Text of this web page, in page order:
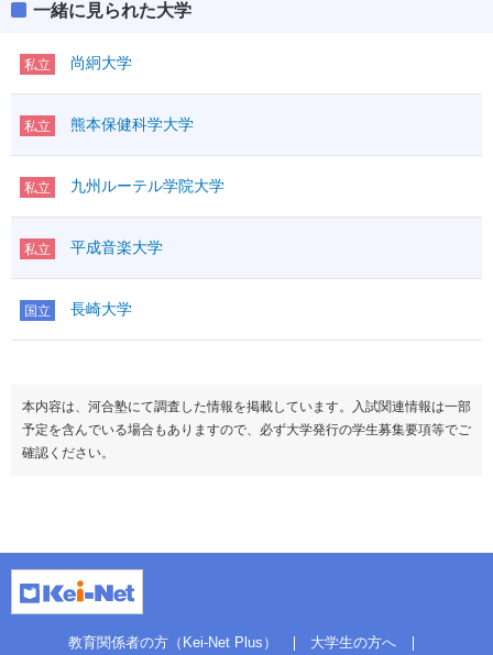
一緒に見られた大学
私立 尚絅大学
私立 熊本保健科学大学
私立 九州ルーテル学院大学
私立 平成音楽大学
国立 長崎大学
本内容は、河合塾にて調査した情報を掲載しています。入試関連情報は一部
予定を含んでいる場合もありますので、必ず大学発行の学生募集要項等でご
確認ください。
教育関係者の方（Kei-Net Plus） 大学生の方へ